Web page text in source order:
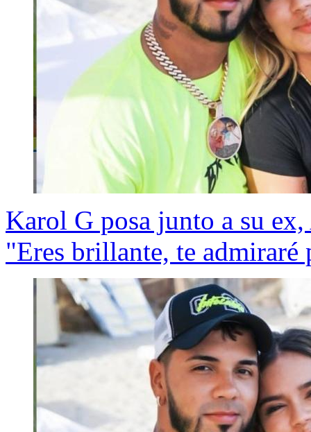
Karol G posa junto a su
"Eres brillante, te admiraré